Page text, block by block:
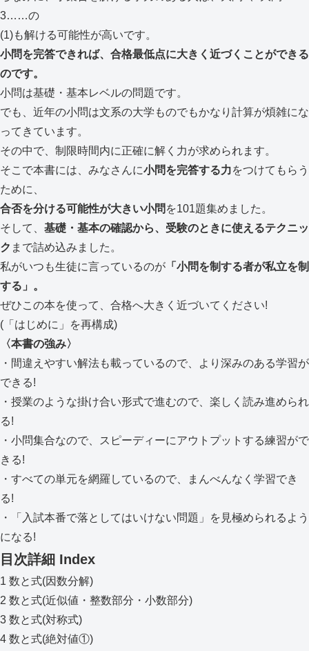
3……の
(1)も解ける可能性が高いです。
小問を完答できれば、合格最低点に大きく近づくことができる
のです。
小問は基礎・基本レベルの問題です。
でも、近年の小問は文系の大学ものでもかなり計算が煩雑にな
ってきています。
その中で、制限時間内に正確に解く力が求められます。
そこで本書には、みなさんに小問を完答する力をつけてもらう
ために、
合否を分ける可能性が大きい小問 を101題集めました。
そして、 基礎・基本の確認から、受験のときに使えるテクニッ
ク まで詰め込みました。
私がいつも生徒に言っているのが 「小問を制する者が私立を制
する」。
ぜひこの本を使って、合格へ大きく近づいてください!
(「はじめに」を再構成)
〈本書の強み〉
・間違えやすい解法も載っているので、より深みのある学習が
できる!
・授業のような掛け合い形式で進むので、楽しく読み進められ
る!
・小問集合なので、スピーディーにアウトプットする練習がで
きる!
・すべての単元を網羅しているので、まんべんなく学習でき
る!
・「入試本番で落としてはいけない問題」を見極められるよう
になる!
目次詳細 Index
1 数と式(因数分解)
2 数と式(近似値・整数部分・小数部分)
3 数と式(対称式)
4 数と式(絶対値①)